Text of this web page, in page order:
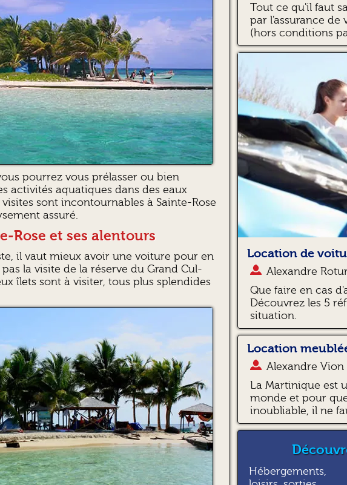
pourrez vous prélasser ou bien
activités aquatiques dans des eaux
sont incontournables à Sainte-Rose
assuré.
Rose et ses alentours
il vaut mieux avoir une voiture pour en
la visite de la réserve du Grand Cul-
îlets sont à visiter, tous plus splendides
Tout ce qu'il faut
par l'assurance de
(hors conditions
Location de
Alexandre
Que faire en cas
Découvrez les 5
situation.
Location
Alexandre Vion
La Martinique est
monde et pour
inoubliable, il ne
Hébergements,